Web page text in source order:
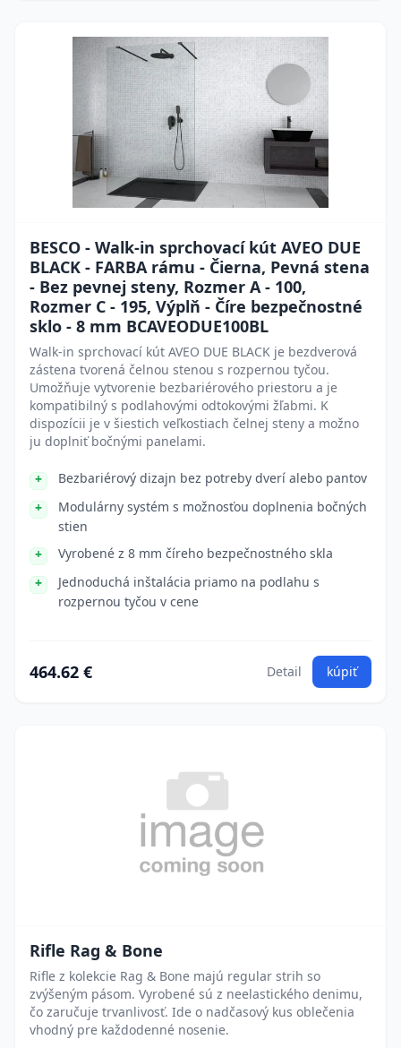
BESCO - Walk-in sprchovací kút AVEO DUE
BLACK - FARBA rámu - Čierna, Pevná stena
- Bez pevnej steny, Rozmer A - 100,
Rozmer C - 195, Výplň - Číre bezpečnostné
sklo - 8 mm BCAVEODUE100BL
Walk-in sprchovací kút AVEO DUE BLACK je bezdverová
zástena tvorená čelnou stenou s rozpernou tyčou.
Umožňuje vytvorenie bezbariérového priestoru a je
kompatibilný s podlahovými odtokovými žľabmi. K
dispozícii je v šiestich veľkostiach čelnej steny a možno
ju doplniť bočnými panelami.
Bezbariérový dizajn bez potreby dverí alebo pantov
Modulárny systém s možnosťou doplnenia bočných
stien
Vyrobené z 8 mm číreho bezpečnostného skla
Jednoduchá inštalácia priamo na podlahu s
rozpernou tyčou v cene
464.62 € Detail kúpiť
Rifle Rag & Bone
Rifle z kolekcie Rag & Bone majú regular strih so
zvýšeným pásom. Vyrobené sú z neelastického denimu,
čo zaručuje trvanlivosť. Ide o nadčasový kus oblečenia
vhodný pre každodenné nosenie.